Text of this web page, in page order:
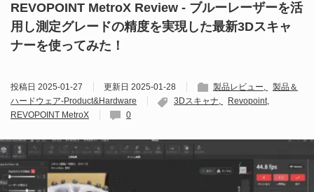
REVOPOINT MetroX Review - ブルーレーザーを活
用し測定グレードの精度を実現した最新3Dスキャ
ナーを使ってみた！
投稿日 2025-01-27 更新日 2025-01-28 製品レビュー
製品＆
ハードウェア-Product&Hardware
3Dスキャナ
Revopoint
REVOPOINT MetroX
0